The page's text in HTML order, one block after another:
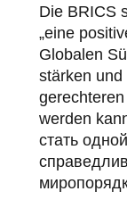
Die BRICS
„eine
Globalen
stärken
werden
стать